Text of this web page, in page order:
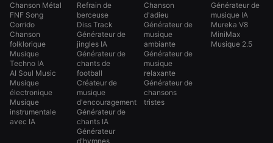
Chanson Métal
FNF Song
Corrido
Chanson
folklorique
Musique
Techno IA
AI Soul Music
Musique
électronique
Musique
instrumentale
avec IA
Refrain de
berceuse
Diss Track
Générateur de
jingles IA
Générateur de
chants de
football
Créateur de
musique
d'encouragement
Générateur de
chants IA
Générateur
d'hymnes
Chanson
d'adieu
Générateur de
musique
ambiante
Générateur de
musique
relaxante
Générateur de
chansons
tristes
Générateur de
musique IA
Mureka V8
MiniMax
Musique 2.5